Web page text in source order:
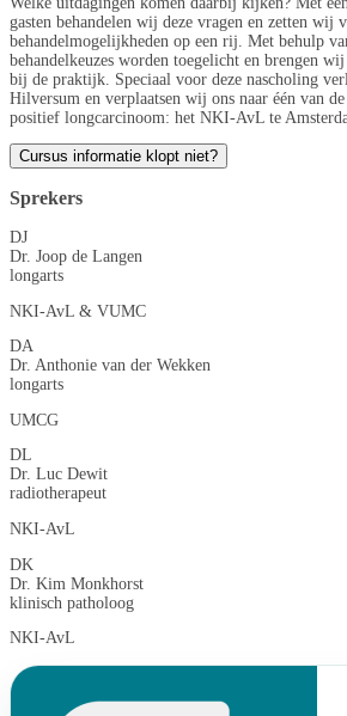
gasten behandelen wij deze vragen en zetten wij
behandelmogelijkheden op een rij. Met behulp
behandelkeuzes worden toegelicht en brengen
bij de praktijk. Speciaal voor deze nascholing
Hilversum en verplaatsen wij ons naar één van
positief longcarcinoom: het NKI-AvL te
Cursus informatie klopt niet?
Sprekers
DJ
Dr. Joop de Langen
longarts
NKI-AvL & VUMC
DA
Dr. Anthonie van der Wekken
longarts
UMCG
DL
Dr. Luc Dewit
radiotherapeut
NKI-AvL
DK
Dr. Kim Monkhorst
klinisch patholoog
NKI-AvL